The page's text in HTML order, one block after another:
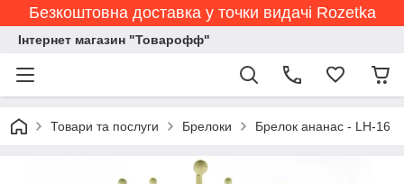
Безкоштовна доставка у точки видачі Rozetka
Інтернет магазин "Товарофф"
Товари та послуги Брелоки Брелок ананас - LH-16